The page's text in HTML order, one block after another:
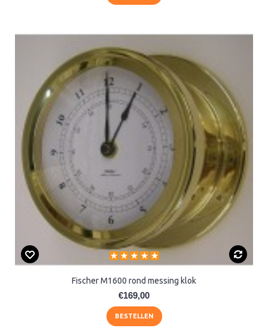
Fischer M1600 rond messing klok
€169,00
BESTELLEN